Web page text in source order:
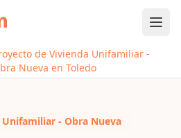
de Vivienda Unifamiliar -
Nueva en Toledo
- Obra Nueva